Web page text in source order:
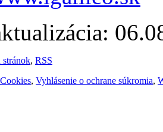
stránok, RSS
Cookies, Vyhlásenie o ochrane súkromia,